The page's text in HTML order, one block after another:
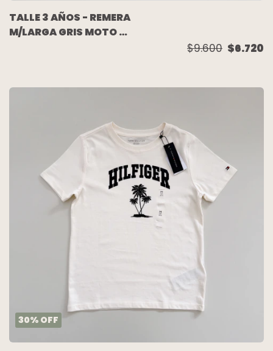
TALLE 3 AÑOS - REMERA
M/LARGA GRIS MOTO -
$9.600 $6.720
30% OFF